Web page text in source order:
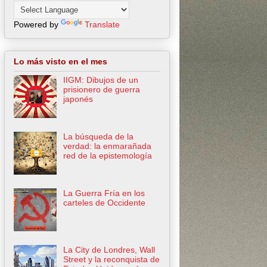
Powered by Translate
Lo más visto en el mes
IIGM: Dibujos de un
prisionero de guerra
japonés
La búsqueda de la
verdad: la enmarañada
red de la epistemología
La Guerra Fría en los
carteles de Occidente
La City de Londres, Wall
Street y la reconquista de